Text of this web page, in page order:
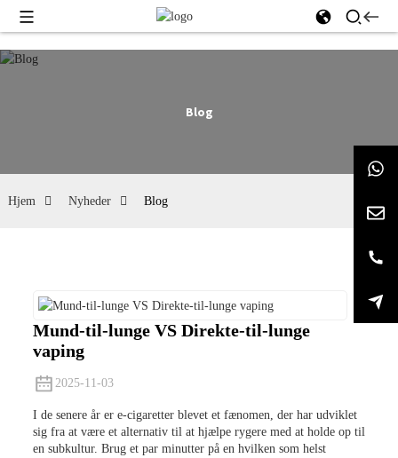
Blog
Hjem Nyheder Blog
Mund-til-lunge VS Direkte-til-lunge
vaping
2025-11-03
I de senere år er e-cigaretter blevet et fænomen, der har udviklet
sig fra at være et alternativ til at hjælpe rygere med at holde op til
en subkultur. Brug et par minutter på en hvilken som helst